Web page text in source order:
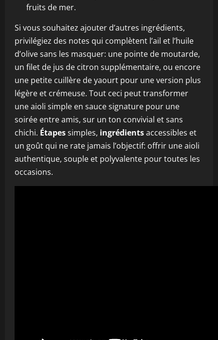
fruits de mer.
Si vous souhaitez ajouter d’autres ingrédients,
privilégiez des notes qui complètent l’ail et l’huile
d’olive sans les masquer: une pointe de moutarde,
un filet de jus de citron supplémentaire, ou encore
une petite cuillère de yaourt pour une version plus
légère et crémeuse. Tout ceci peut transformer
une aioli simple en sauce signature pour une
soirée entre amis, sur un ton convivial et sans
chichi. Étapessimples, ingrédientsaccessibles et
un goût qui ne rate jamais l’objectif: offrir une aioli
authentique, souple et polyvalente pour toutes les
occasions.